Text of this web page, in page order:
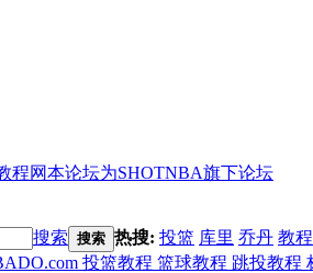
程网本论坛为SHOTNBA旗下论坛
搜索 搜索 热搜: 投篮 库里 乔丹 教程
投篮教程 篮球教程 跳投教程